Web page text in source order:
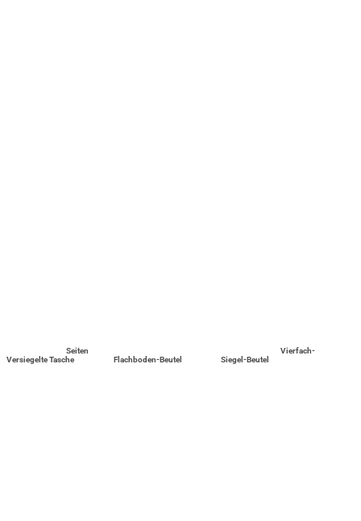
Seiten
Versiegelte Tasche
Flachboden-Beutel
Vierfach-
Siegel-Beutel